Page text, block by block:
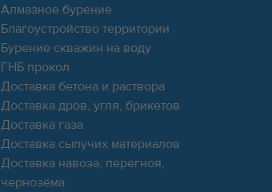
Алмазное бурение
Благоустройство территории
Бурение скважин на воду
ГНБ прокол
Доставка бетона и раствора
Доставка дров, угля, брикетов
Доставка газа
Доставка сыпучих материалов
Доставка навоза, перегноя,
чернозёма